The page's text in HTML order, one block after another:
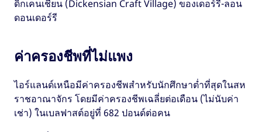
ดิกเคนเชียน (Dickensian Craft Village) ของเดอร์รี-ลอน
ดอนเดอร์รี
ค่าครองชีพที่ไม่แพง
ไอร์แลนด์เหนือมีค่าครองชีพสำหรับนักศึกษาต่ำที่สุดในสห
ราชอาณาจักร โดยมีค่าครองชีพเฉลี่ยต่อเดือน (ไม่นับค่า
เช่า) ในเบลฟาสต์อยู่ที่ 682 ปอนด์ต่อคน